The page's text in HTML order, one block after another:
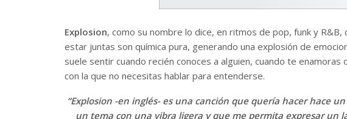
Explosion, como su nombre lo dice, en ritmos de pop, funk y
estar juntas son química pura, generando una explosión de
suele sentir cuando recién conoces a alguien, cuando te
con la que no necesitas hablar para entenderse.
“Explosion -en inglés- es una canción que quería hacer hace
un tema con una vibra ligera y que me permita expresar un